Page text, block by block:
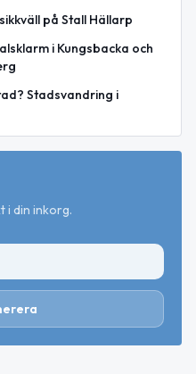
på Stall Hällarp
i Kungsbacka och
Stadsvandring i
i din inkorg.